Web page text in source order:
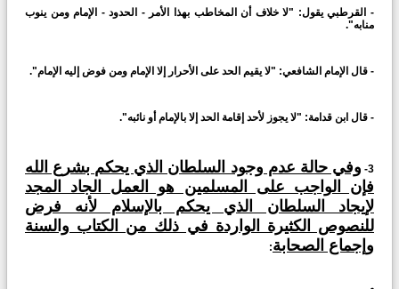
- القرطبي يقول: "لا خلاف أن المخاطب بهذا الأمر - الحدود - الإمام ومن ينوب
منابه".
- قال الإمام الشافعي: "لا يقيم الحد على الأحرار إلا الإمام ومن فوض إليه الإمام".
- قال ابن قدامة: "لا يجوز لأحد إقامة الحد إلا بالإمام أو نائبه".
3- وفي حالة عدم وجود السلطان الذي يحكم بشرع الله
فإن الواجب على المسلمين هو العمل الجاد المجد
لإيجاد السلطان الذي يحكم بالإسلام لأنه فرض
للنصوص الكثيرة الواردة في ذلك من الكتاب والسنة
وإجماع الصحابة: